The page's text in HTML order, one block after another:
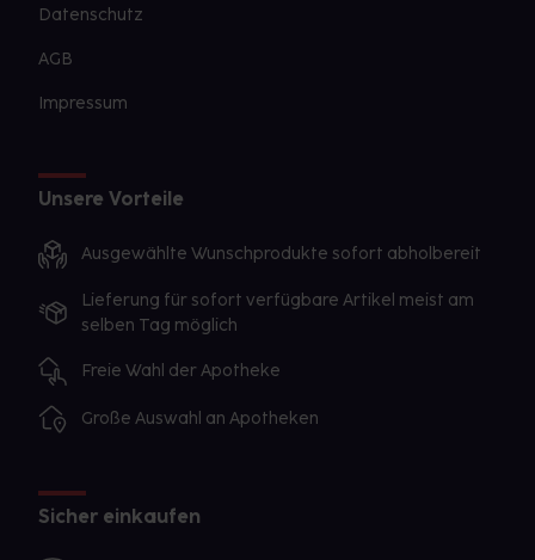
Datenschutz
AGB
Impressum
Unsere Vorteile
Ausgewählte Wunschprodukte sofort abholbereit
Lieferung für sofort verfügbare Artikel meist am
selben Tag möglich
Freie Wahl der Apotheke
Große Auswahl an Apotheken
Sicher einkaufen